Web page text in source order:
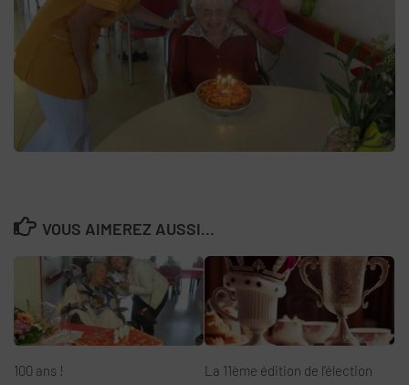
VOUS AIMEREZ AUSSI...
100 ans !
La 11ème édition de l’élection